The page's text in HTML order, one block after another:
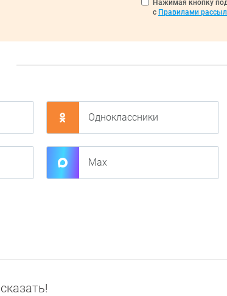
Нажимая кнопку
с Правилами
Одноклассники
Max